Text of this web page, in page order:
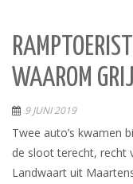
WAAROM
9 JUNI 2019
Twee auto’s kwamen
de sloot terecht, recht
Landwaart uit